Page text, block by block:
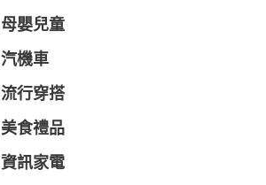
母嬰兒童
汽機車
流行穿搭
美食禮品
資訊家電